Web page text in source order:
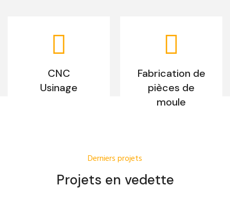
CNC
Usinage
Fabrication de
pièces de
moule
Derniers projets
Projets en vedette